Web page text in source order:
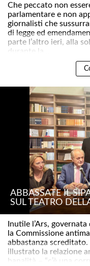
Che peccato non
parlamentare e non
giornalisti che
di legge ed
parte l’altro ieri, alla
durante la ..
ABBASSATE IL
SUL TEATRO
Inutile l’Ars,
la Commissione
abbastanza
illustrato la relazione
banalità – “c’è una